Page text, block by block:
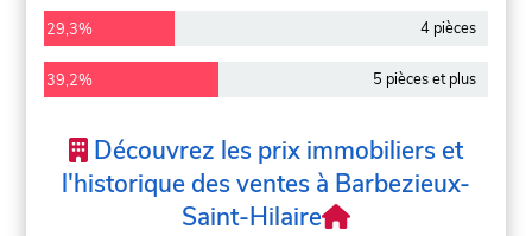
29,3% 4 pièces
39,2% 5 pièces et plus
Découvrez les prix immobiliers et
l'historique des ventes à Barbezieux-
Saint-Hilaire